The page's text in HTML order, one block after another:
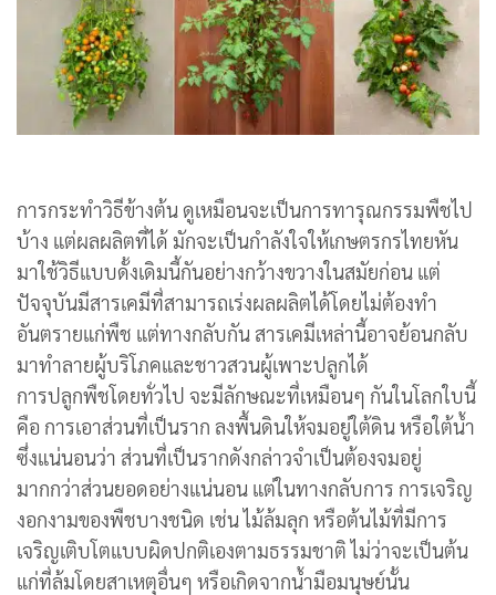
การกระทำวิธีข้างต้น ดูเหมือนจะเป็นการทารุณกรรมพืชไป
บ้าง แต่ผลผลิตที่ได้ มักจะเป็นกำลังใจให้เกษตรกรไทยหัน
มาใช้วิธีแบบดั้งเดิมนี้กันอย่างกว้างขวางในสมัยก่อน แต่
ปัจจุบันมีสารเคมีที่สามารถเร่งผลผลิตได้โดยไม่ต้องทำ
อันตรายแก่พืช แต่ทางกลับกัน สารเคมีเหล่านี้อาจย้อนกลับ
มาทำลายผู้บริโภคและชาวสวนผู้เพาะปลูกได้
การปลูกพืชโดยทั่วไป จะมีลักษณะที่เหมือนๆ กันในโลกใบนี้
คือ การเอาส่วนที่เป็นราก ลงพื้นดินให้จมอยู่ใต้ดิน หรือใต้น้ำ
ซึ่งแน่นอนว่า ส่วนที่เป็นรากดังกล่าวจำเป็นต้องจมอยู่
มากกว่าส่วนยอดอย่างแน่นอน แต่ในทางกลับการ การเจริญ
งอกงามของพืชบางชนิด เช่น ไม้ล้มลุก หรือต้นไม้ที่มีการ
เจริญเติบโตแบบผิดปกติเองตามธรรมชาติ ไม่ว่าจะเป็นต้น
แก่ที่ล้มโดยสาเหตุอื่นๆ หรือเกิดจากน้ำมือมนุษย์นั้น